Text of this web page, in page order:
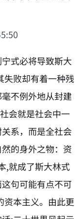
式必将导致斯大
失败却有着一种残
不例外地从封建
会就是社会中一
系，而是全社会
的身外之物：资
,就成了斯大林式
句可能有点不可
资本主义。由此更